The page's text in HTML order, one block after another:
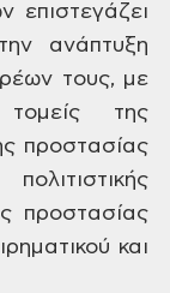
ανάπτυξη
τους, με
της
προστασίας
προστασίας
και